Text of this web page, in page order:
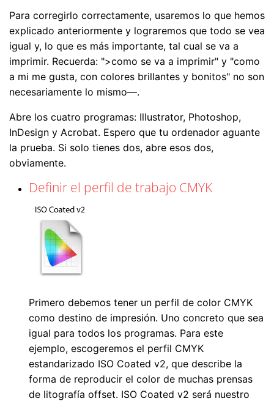
Para corregirlo correctamente, usaremos lo que hemos
explicado anteriormente y lograremos que todo se vea
igual y, lo que es más importante, tal cual se va a
imprimir. Recuerda: ">como se va a imprimir" y "como
a mi me gusta, con colores brillantes y bonitos" no son
necesariamente lo mismo—.
Abre los cuatro programas: Illustrator, Photoshop,
InDesign y Acrobat. Espero que tu ordenador aguante
la prueba. Si solo tienes dos, abre esos dos,
obviamente.
Definir el perfil de trabajo CMYK
Primero debemos tener un perfil de color CMYK
como destino de impresión. Uno concreto que sea
igual para todos los programas. Para este
ejemplo, escogeremos el perfil CMYK
estandarizado ISO Coated v2, que describe la
forma de reproducir el color de muchas prensas
de litografía offset. ISO Coated v2 será nuestro